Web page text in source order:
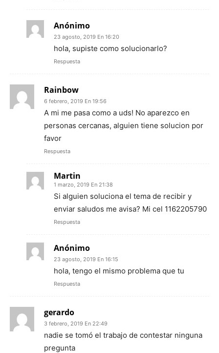
Anónimo
23 agosto, 2019 En 16:20
hola, supiste como solucionarlo?
Respuesta
Rainbow
6 febrero, 2019 En 19:56
A mi me pasa como a uds! No aparezco en
personas cercanas, alguien tiene solucion por
favor
Respuesta
Martin
1 marzo, 2019 En 21:38
Si alguien soluciona el tema de recibir y
enviar saludos me avisa? Mi cel 1162205790
Respuesta
Anónimo
23 agosto, 2019 En 16:15
hola, tengo el mismo problema que tu
Respuesta
gerardo
3 febrero, 2019 En 22:49
nadie se tomó el trabajo de contestar ninguna
pregunta